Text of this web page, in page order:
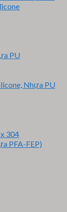
PU
Nhựa PU
304
PFA-FEP)